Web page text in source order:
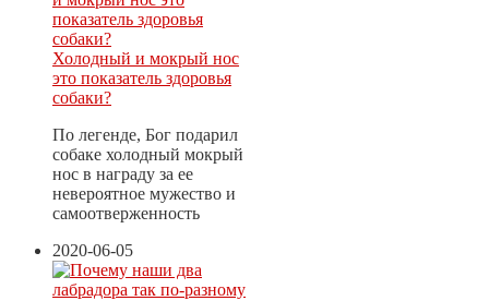
Холодный и мокрый нос
это показатель здоровья
собаки?
По легенде, Бог подарил
собаке холодный мокрый
нос в награду за ее
невероятное мужество и
самоотверженность
2020-06-05